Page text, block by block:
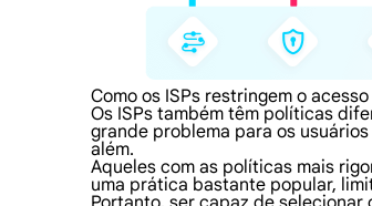
Como os ISPs restringem o
Os ISPs também têm políticas
grande problema para os
além.
Aqueles com as políticas mais
uma prática bastante popular,